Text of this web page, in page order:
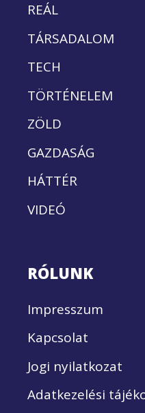
REÁL
TÁRSADALOM
TECH
TÖRTÉNELEM
ZÖLD
GAZDASÁG
HÁTTÉR
VIDEÓ
RÓLUNK
Impresszum
Kapcsolat
Jogi nyilatkozat
Adatkezelési